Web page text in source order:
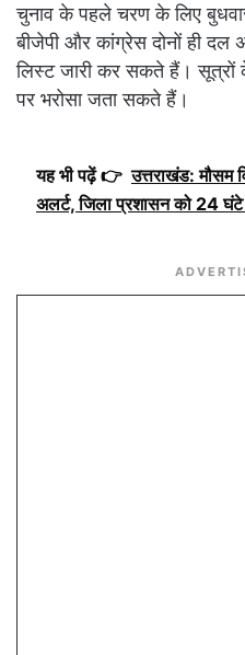
चुनाव के पहले चरण के लिए
बीजेपी और कांग्रेस दोनों ही दल
लिस्ट जारी कर सकते हैं। सूत्रों
पर भरोसा जता सकते हैं।
यह भी पढ़ें 👉 उत्तराखंड: मौसम
अलर्ट, जिला प्रशासन को 24